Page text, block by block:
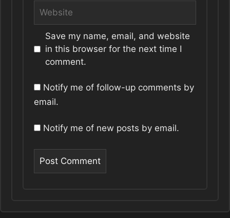
Save my name, email, and website
in this browser for the next time I
comment.
Notify me of follow-up comments by
email.
Notify me of new posts by email.